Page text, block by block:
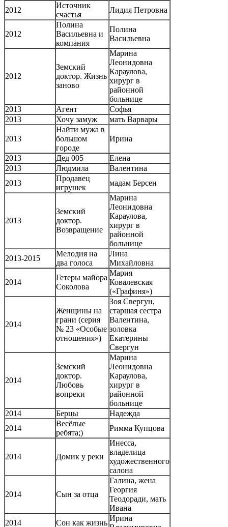
2012
Источник
счастья
Лидия Петровна
2012
Полина
Васильевна и
компания
Полина
Васильевна
2012
Земский
доктор. Жизнь
заново
Марина
Леонидовна
Караулова,
хирург в
районной
больнице
2013
Агент
Софья
2013
Хочу замуж мать Варвары
2013
Найти мужа в
большом
городе
Ирина
2013 Дед 005
Елена
2013
Людмила
Валентина
2013
Продавец
игрушек
мадам Берсен
2013
Земский
доктор.
Возвращение
Марина
Леонидовна
Караулова,
хирург в
районной
больнице
2013-2015
Мелодия на
два голоса
Лина
Михайловна
2014
Гетеры майора
Соколова
Мария
Ковалевская
(«Графиня»)
2014
Женщины на
грани (серия
№ 23 «Особые
отношения»)
Зоя Свергун,
старшая сестра
Валентина,
золовка
Екатерины
Свергун
2014
Земский
доктор.
Любовь
вопреки
Марина
Леонидовна
Караулова,
хирург в
районной
больнице
2014
Берцы
Надежда
2014
Весёлые
ребята;)
Римма Купцова
2014 Домик у реки
Инесса,
владелица
художественного
салона
2014 Сын за отца
Галина, жена
Георгия
Теодоради, мать
Ивана
2014
Сон как жизнь
Ирина